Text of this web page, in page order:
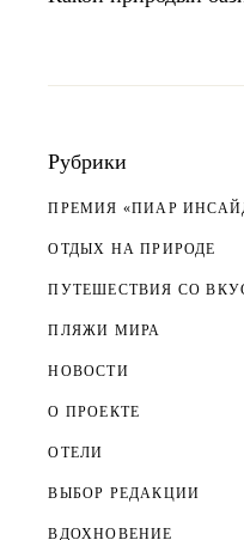
Рубрики
ПРЕМИЯ «ПИАР
ОТДЫХ НА ПРИРОДЕ
ПУТЕШЕСТВИЯ СО
ПЛЯЖИ МИРА
НОВОСТИ
О ПРОЕКТЕ
ОТЕЛИ
ВЫБОР РЕДАКЦИИ
ВДОХНОВЕНИЕ